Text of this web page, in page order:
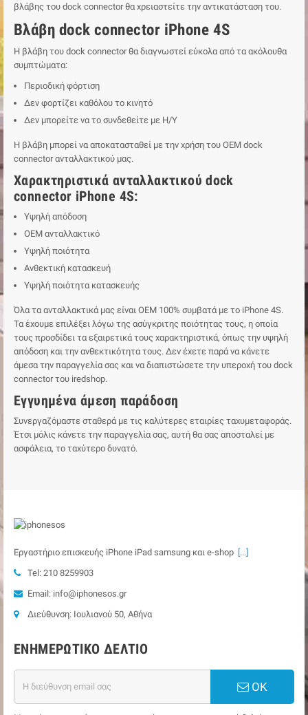
βλάβης του dock connector θα χρειαστείτε την αντικατάσταση του.
Βλάβη dock connector iPhone 4S
Η βλάβη του dock connector θα διαγνωστεί εύκολα από τα ακόλουθα
συμπτώματα:
Περιοδική φόρτιση
Δεν φορτίζει καθόλου το κινητό
Δεν μπορείτε να το συνδεθείτε με Η/Υ
Η βλάβη μπορεί να αποκατασταθεί με την χρήση του ΟΕΜ dock
connector ανταλλακτικού μας.
Χαρακτηριστικά ανταλλακτικού dock
connector iPhone 4S:
Υψηλή απόδοση
ΟΕΜ ανταλλακτικό
Υψηλή ποιότητα
Ανθεκτική κατασκευή
Υψηλή ποιότητα κατασκευής
Όλα τα ανταλλακτικά μας είναι ΟΕΜ 100% συμβατά με το iPhone 4S.
Τα έχουμε επιλέξει λόγω της ασύγκριτης ποιότητας τους, η οποία
τους προσδίδει τα εξαιρετικά τους χαρακτηριστικά, όπως την υψηλή
απόδοση και την ανθεκτικότητα τους. Δεν έχετε παρά να κάνετε
άμεσα την παραγγελία σας και να διαπιστώσετε την υπεροχή του dock
connector του iredshop.
Εγγυημένα άμεση παράδοση
Συνεργαζόμαστε σταθερά με τις καλύτερες εταιρίες ταχυμεταφοράς.
Έτσι μόλις κάνετε την παραγγελία σας, αυτή θα σας αποσταλεί με
ασφάλεια, το ταχύτερο δυνατό.
Εργαστήριο επισκευής iPhone iPad samsung και e-shop [...]
Tel: 210 8259903
Email: info@iphonesos.gr
Διεύθυνση: Ιουλιανού 50, Αθήνα
ΕΝΗΜΕΡΩΤΙΚΌ ΔΕΛΤΊΟ
ΟΚ